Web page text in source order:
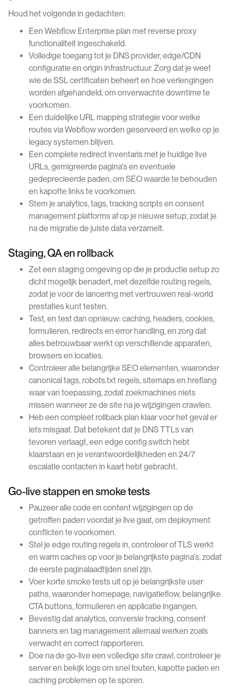
Houd het volgende in gedachten:
Een Webflow Enterprise plan met reverse proxy
functionaliteit ingeschakeld.
Volledige toegang tot je DNS provider, edge/CDN
configuratie en origin infrastructuur. Zorg dat je weet
wie de SSL certificaten beheert en hoe verlengingen
worden afgehandeld, om onverwachte downtime te
voorkomen.
Een duidelijke URL mapping strategie voor welke
routes via Webflow worden geserveerd en welke op je
legacy systemen blijven.
Een complete redirect inventaris met je huidige live
URLs, gemigreerde pagina's en eventuele
gedeprecieerde paden, om SEO waarde te behouden
en kapotte links te voorkomen.
Stem je analytics, tags, tracking scripts en consent
management platforms af op je nieuwe setup, zodat je
na de migratie de juiste data verzamelt.
Staging, QA en rollback
Zet een staging omgeving op die je productie setup zo
dicht mogelijk benadert, met dezelfde routing regels,
zodat je voor de lancering met vertrouwen real-world
prestaties kunt testen.
Test, en test dan opnieuw: caching, headers, cookies,
formulieren, redirects en error handling, en zorg dat
alles betrouwbaar werkt op verschillende apparaten,
browsers en locaties.
Controleer alle belangrijke SEO elementen, waaronder
canonical tags, robots.txt regels, sitemaps en hreflang
waar van toepassing, zodat zoekmachines niets
missen wanneer ze de site na je wijzigingen crawlen.
Heb een compleet rollback plan klaar voor het geval er
iets misgaat. Dat betekent dat je DNS TTLs van
tevoren verlaagt, een edge config switch hebt
klaarstaan en je verantwoordelijkheden en 24/7
escalatie contacten in kaart hebt gebracht.
Go-live stappen en smoke tests
Pauzeer alle code en content wijzigingen op de
getroffen paden voordat je live gaat, om deployment
conflicten te voorkomen.
Stel je edge routing regels in, controleer of TLS werkt
en warm caches op voor je belangrijkste pagina's, zodat
de eerste paginalaadtijden snel zijn.
Voer korte smoke tests uit op je belangrijkste user
paths, waaronder homepage, navigatieflow, belangrijke
CTA buttons, formulieren en applicatie ingangen.
Bevestig dat analytics, conversie tracking, consent
banners en tag management allemaal werken zoals
verwacht en correct rapporteren.
Doe na de go-live een volledige site crawl, controleer je
server en bekijk logs om snel fouten, kapotte paden en
caching problemen op te sporen.